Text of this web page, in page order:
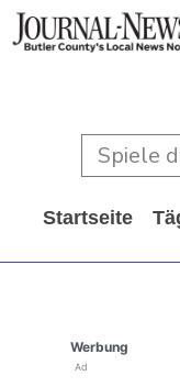
Startseite
Werbung
Ad